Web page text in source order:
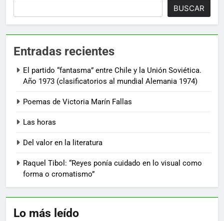
BUSCAR
Entradas recientes
El partido “fantasma” entre Chile y la Unión Soviética.
Año 1973 (clasificatorios al mundial Alemania 1974)
Poemas de Victoria Marín Fallas
Las horas
Del valor en la literatura
Raquel Tibol: “Reyes ponía cuidado en lo visual como
forma o cromatismo”
Lo más leído